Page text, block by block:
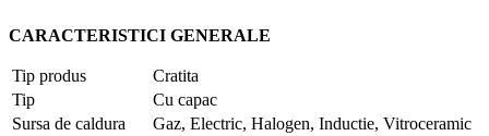
CARACTERISTICI GENERALE
Tip produs
Cratita
Tip
Cu capac
Sursa de caldura
Gaz, Electric, Halogen, Inductie, Vitroceramic